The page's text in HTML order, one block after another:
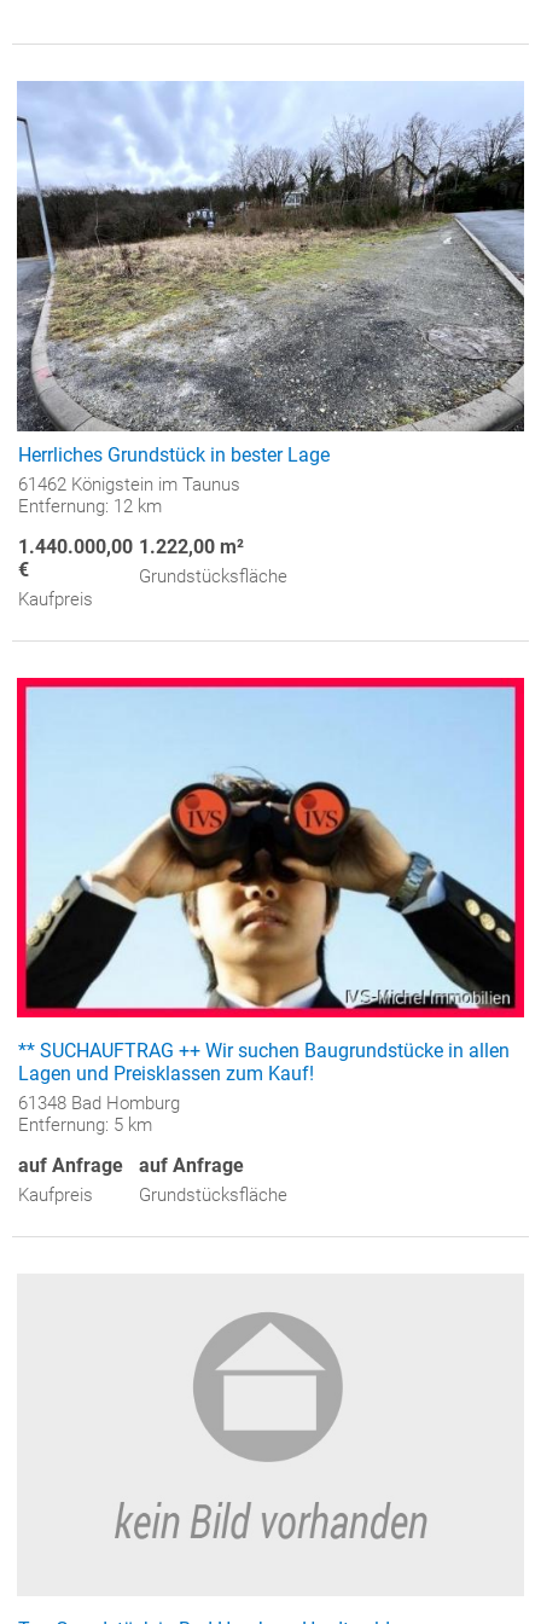
Herrliches Grundstück in bester Lage
61462 Königstein im Taunus
Entfernung: 12 km
1.440.000,00
€
Kaufpreis
1.222,00 m²
Grundstücksfläche
** SUCHAUFTRAG ++ Wir suchen Baugrundstücke in allen
Lagen und Preisklassen zum Kauf!
61348 Bad Homburg
Entfernung: 5 km
auf Anfrage
Kaufpreis
auf Anfrage
Grundstücksfläche